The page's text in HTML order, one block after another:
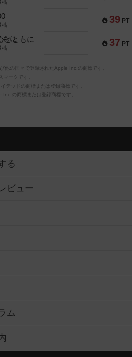
稿
39 PT
稿
37 PT
とともに
稿
他の国々で登録されたApple Inc.の商標です。
ークです。
テッドの商標または登録商標です。
の商標または登録商標です。
る
ビュー
ム